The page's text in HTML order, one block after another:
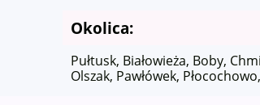
Okolica:
Pułtusk, Białowieża, Boby,
Olszak, Pawłówek,